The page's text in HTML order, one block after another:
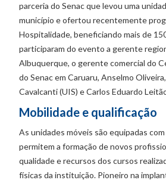
parceria do Senac que levou uma
município e ofertou recentemente
Hospitalidade, beneficiando mais de
participaram do evento a gerente
Albuquerque, o gerente comercial do
do Senac em Caruaru, Anselmo
Cavalcanti (UIS) e Carlos Eduardo
Mobilidade e qualificação
As unidades móveis são equipadas
permitem a formação de novos
qualidade e recursos dos cursos
físicas da instituição. Pioneiro na